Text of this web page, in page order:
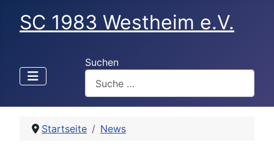
SC 1983 Westheim e.V.
Suchen
Startseite News